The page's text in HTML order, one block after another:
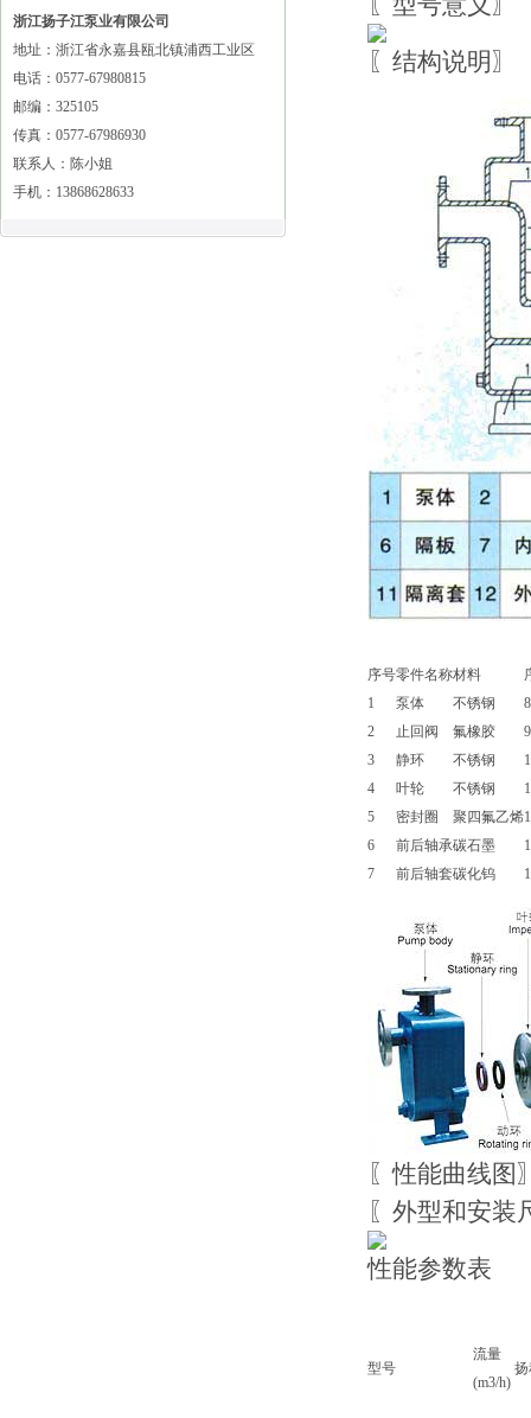
浙江扬子江泵业有限公司
地址：浙江省永嘉县瓯北镇浦西工业区
电话：0577-67980815
邮编：325105
传真：0577-67986930
联系人：陈小姐
手机：13868628633
〖结构说明〗
序号零件名称材料
1
泵体 不锈钢
8
2
止回阀 氟橡胶
9
3
静环 不锈钢
4
叶轮 不锈钢
5
密封圈 聚四氟乙烯
6
前后轴承碳石墨
7
前后轴套碳化钨
〖性能曲线图
〖外型和安装
性能参数表
型号
流量
(m3/h)
扬